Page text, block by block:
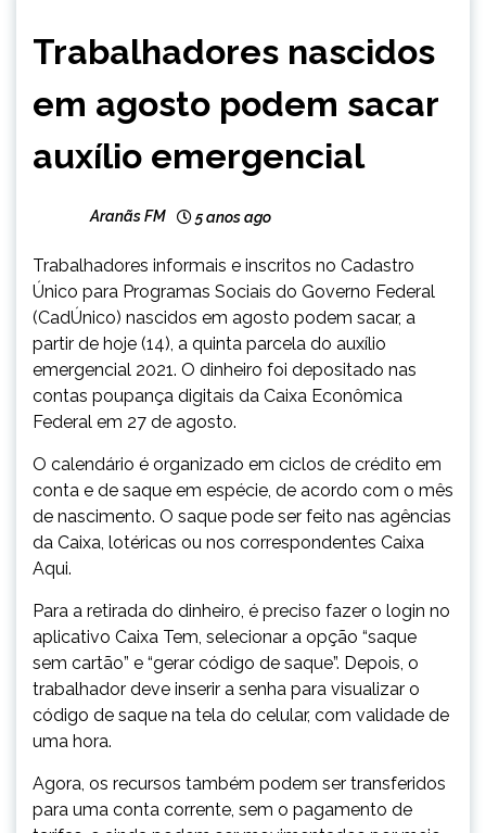
NOTÍCIAS
Trabalhadores nascidos
em agosto podem sacar
auxílio emergencial
Aranãs FM 5 anos ago
Trabalhadores informais e inscritos no Cadastro
Único para Programas Sociais do Governo Federal
(CadÚnico) nascidos em agosto podem sacar, a
partir de hoje (14), a quinta parcela do auxílio
emergencial 2021. O dinheiro foi depositado nas
contas poupança digitais da Caixa Econômica
Federal em 27 de agosto.
O calendário é organizado em ciclos de crédito em
conta e de saque em espécie, de acordo com o mês
de nascimento. O saque pode ser feito nas agências
da Caixa, lotéricas ou nos correspondentes Caixa
Aqui.
Para a retirada do dinheiro, é preciso fazer o login no
aplicativo Caixa Tem, selecionar a opção “saque
sem cartão” e “gerar código de saque”. Depois, o
trabalhador deve inserir a senha para visualizar o
código de saque na tela do celular, com validade de
uma hora.
Agora, os recursos também podem ser transferidos
para uma conta corrente, sem o pagamento de